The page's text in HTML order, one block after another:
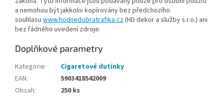
a nemohou být jakkoliv kopírovány bez předchozího
souhlasu www.hodnedobratrafika.cz(HD dekor a služby s.r.o.) ani
bez řádného uvedení zdroje.
Doplňkové parametry
Kategorie:
Cigaretové dutinky
EAN:
5903418542009
Obsah:
250 ks